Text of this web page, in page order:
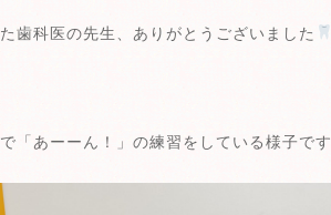
歯科医の先生、ありがとうございました
「あーーん！」の練習をしている様子です